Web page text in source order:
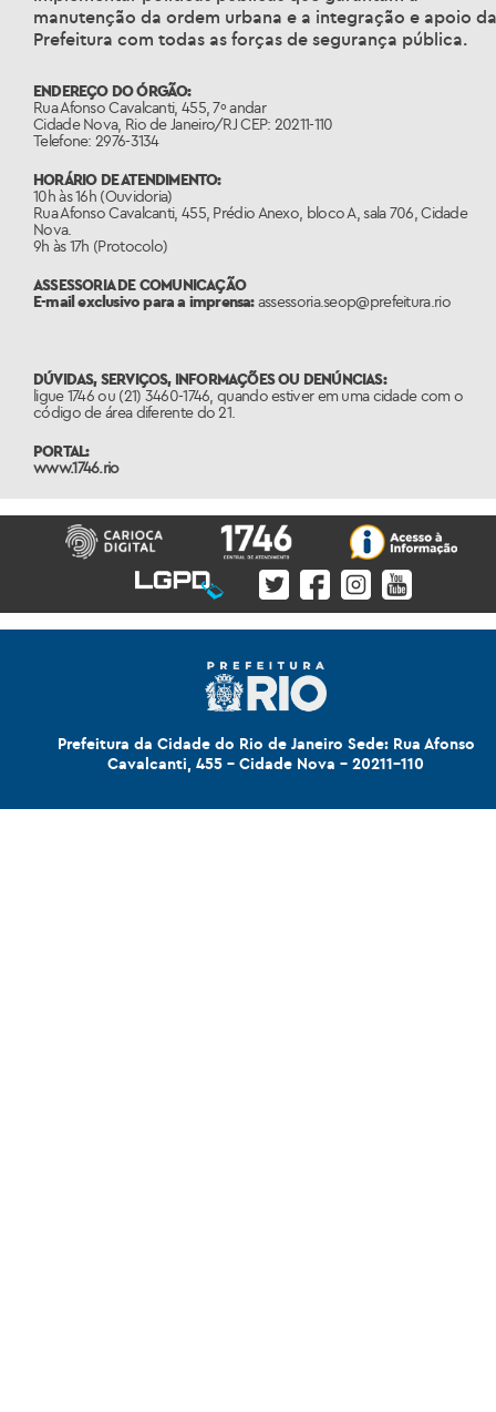
manutenção da ordem urbana e a integração e apoio da
Prefeitura com todas as forças de segurança pública.
ENDEREÇO DO ÓRGÃO:
Rua Afonso Cavalcanti, 455, 7º andar
Cidade Nova, Rio de Janeiro/RJ CEP: 20211-110
Telefone: 2976-3134
HORÁRIO DE ATENDIMENTO:
10h às 16h (Ouvidoria)
Rua Afonso Cavalcanti, 455, Prédio Anexo, bloco A, sala 706, Cidade
Nova.
9h às 17h (Protocolo)
ASSESSORIA DE COMUNICAÇÃO
E-mail exclusivo para a imprensa:assessoria.seop@prefeitura.rio
DÚVIDAS, SERVIÇOS, INFORMAÇÕES OU DENÚNCIAS:
ligue 1746 ou (21) 3460-1746, quando estiver em uma cidade com o
código de área diferente do 21.
PORTAL:
www.1746.rio
Prefeitura da Cidade do Rio de Janeiro Sede: Rua Afonso
Cavalcanti, 455 - Cidade Nova - 20211-110